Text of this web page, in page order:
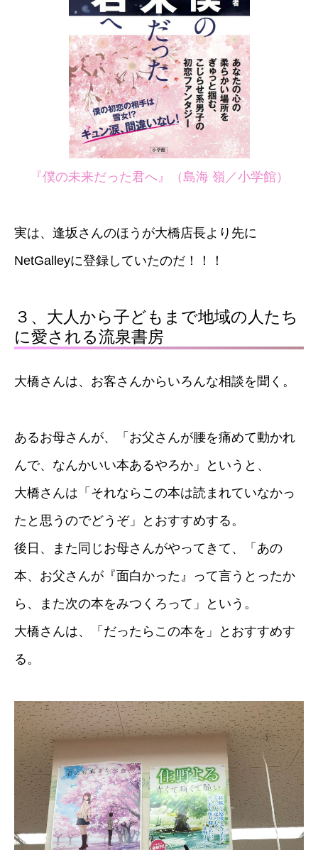
『僕の未来だった君へ』（島海 嶺／小学館）
実は、逢坂さんのほうが大橋店長より先に
NetGalleyに登録していたのだ！！！
３、大人から子どもまで地域の人たち
に愛される流泉書房
大橋さんは、お客さんからいろんな相談を聞く。
あるお母さんが、「お父さんが腰を痛めて動かれ
んで、なんかいい本あるやろか」というと、
大橋さんは「それならこの本は読まれていなかっ
たと思うのでどうぞ」とおすすめする。
後日、また同じお母さんがやってきて、「あの
本、お父さんが『面白かった』って言うとったか
ら、また次の本をみつくろって」という。
大橋さんは、「だったらこの本を」とおすすめす
る。